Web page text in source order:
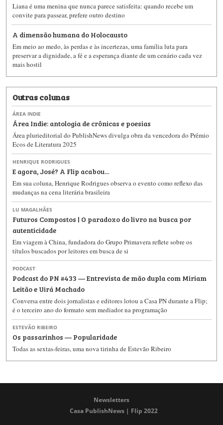
Liana é uma menina que nunca parece satisfeita: quando recebe um
convite para passear, prefere outro destino
A dimensão humana do Holocausto
Em meio ao medo, às perdas e às incertezas, uma família luta para
preservar a dignidade, a fé e a esperança diante de um cenário cada vez
mais hostil
Outras colunas
ÁREA INDIE
Área Indie: antologia de crônicas e poesias
Área plurieditorial do PublishNews divulga obra da vencedora do Prêmio
Ecos de Literatura 2025
HENRIQUE RODRIGUES
E agora, José? A Flip acabou...
Em sua coluna, Henrique Rodrigues observa o evento como reflexo das
mudanças na cena literária brasileira
LU MAGALHÃES
Futuros Compostos | O paradoxo do livro na busca por
autenticidade
Em viagem à China, fundadora do Grupo Primavera reflete sobre os
títulos buscados por leitores em busca de si
PODCAST
Podcast do PN #433 — Entrevista de mão dupla com Miriam
Leitão e Uirá Machado
Conversa entre dois jornalistas e editores lotou a Casa PN durante a Flip;
é o terceiro ano do formato sem mediador na programação
ESTEVÃO RIBEIRO
Os passarinhos — Popularidade
Todas as sextas-feiras, uma nova tirinha de Estevão Ribeiro
Newsletters
Casa PublishNews | Flip 2022